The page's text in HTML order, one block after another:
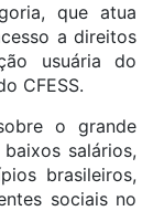
que atua
a direitos
usuária do
CFESS.
o grande
salários,
brasileiros,
sociais no